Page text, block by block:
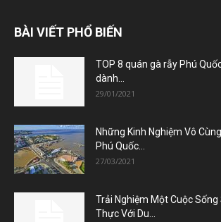
BÀI VIẾT PHỔ BIẾN
TOP 8 quán gà rẫy Phú
dành...
29/01/2021
Những Kinh Nghiệm Vô
Phú Quốc...
27/03/2021
Trải Nghiệm Một Cuộc
Thực Với Du...